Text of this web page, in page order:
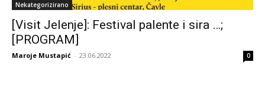
Nekategorizirano
[Visit Jelenje]: Festival palente i sira …;
[PROGRAM]
Maroje Mustapić - 23.06.2022 0